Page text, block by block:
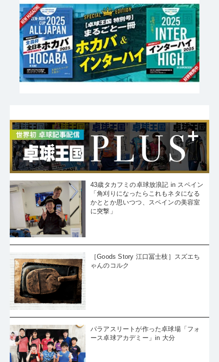
43歳タカフミの卓球放浪記 in スペイン
「角刈りになったらこれもネタになる
かととか思いつつ、スペインの美容室
に突撃」
［Goods Story 江口冨士枝］スズエち
ゃんのコルク
パラアスリートが作った卓球場「フォ
ース卓球アカデミー」in 大分